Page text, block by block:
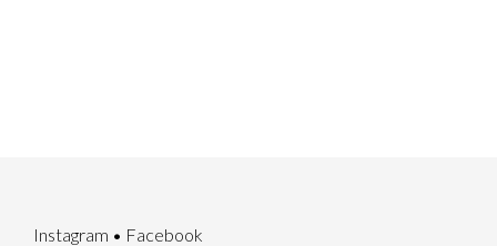
Instagram • Facebook